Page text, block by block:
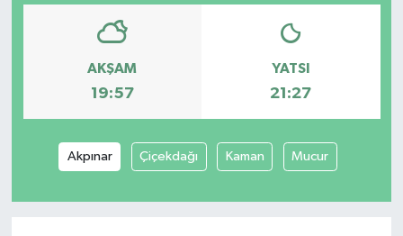
AKŞAM
19:57
YATSI
21:27
Akpınar Çiçekdağı Kaman Mucur